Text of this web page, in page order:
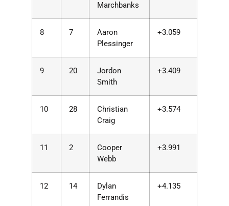
Marchbanks
8 7
Aaron
Plessinger
+3.059
9 20
Jordon
Smith
+3.409
10 28
Christian
Craig
+3.574
11 2
Cooper
Webb
+3.991
12 14
Dylan
Ferrandis
+4.135